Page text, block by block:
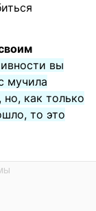
вы
мучила
как только
то это